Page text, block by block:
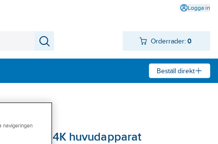
Logga in
Orderrader: 0
Beställ direkt
4K huvudapparat
navigeringen